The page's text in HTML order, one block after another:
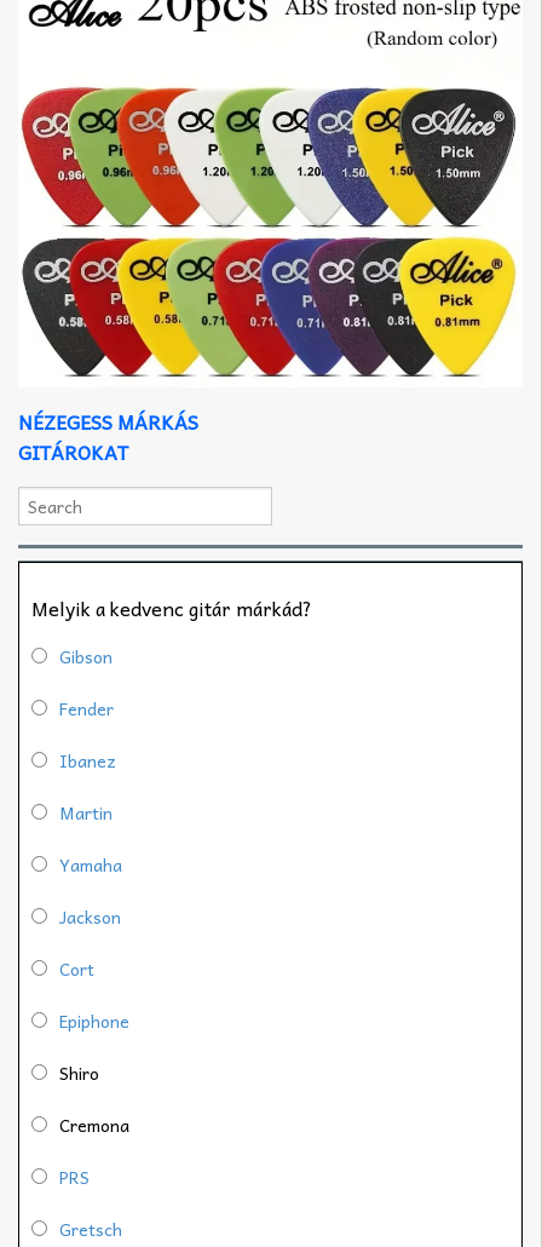
NÉZEGESS MÁRKÁS
GITÁROKAT
Melyik a kedvenc gitár márkád?
Gibson
Fender
Ibanez
Martin
Yamaha
Jackson
Cort
Epiphone
Shiro
Cremona
PRS
Gretsch